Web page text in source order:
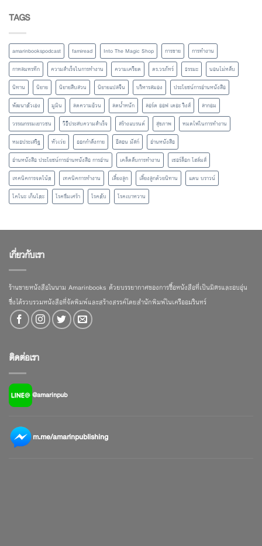
TAGS
amarinbookspodcast famiread Into The Magic Shop การขาย
การทำงาน
กาหลมหรทึก
ความสำเร็จในการทำงาน ความเครียด ดร.วรภัทร์ ธรรมะ
นอนไม่หลับ
นิทาน
นิยาย นิยายสืบสวน นิยายแปลจีน บริหารสมอง
ประโยชน์การอ่านหนังสือ
พัฒนาตัวเอง
มูมิน ลดความอ้วน ลดน้ำหนัก ลอร์ด ออฟ เดอะ ริงส์
ลากอม
วรรณกรรมเยาวชน
วิธีประสบความสำเร็จ สร้างแบรนด์ สุขภาพ
หมดไฟในการทำงาน
หมอประเสริฐ
หัวเว่ย ออกกำลังกาย อีลอน มัสก์
อ่านหนังสือ
อ่านหนังสือ ประโยชน์การอ่านหนังสือ การอ่าน
เคล็ดลับการทำงาน
เชอร์ล็อก โฮล์มส์
เทคนิคการจดโน้ต
เทคนิคการทำงาน เลี้ยงลูก เลี้ยงลูกด้วยนิทาน
แดน บราวน์
โคโนะ เก็นโตะ
โรคซึมเศร้า โรคตับ โรคเบาหวาน
เกี่ยวกับเรา
ร้านขายหนังสือในนาม Amarinbooks ด้วยบรรยากาศของการซื้อหนังสือที่เป็นมิตรและอบอุ่น
ซึ่งได้รวบรวมหนังสือที่จัดพิมพ์และสร้างสรรค์โดยสำนักพิมพ์ในเครืออมรินทร์
ติดต่อเรา
@amarinpub
m.me/amarinpublishing